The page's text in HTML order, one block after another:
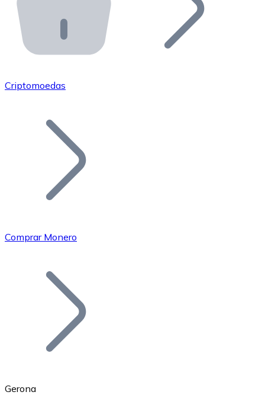
API Bitnovo
Integre nossa API no seu ecossistema.
Junte-se à nossa rede de revendedores e comercialize
Adicione o token do seu projeto ao nosso serviço de
Bitcoin
Criptomoedas
Comprar Monero
Gerona